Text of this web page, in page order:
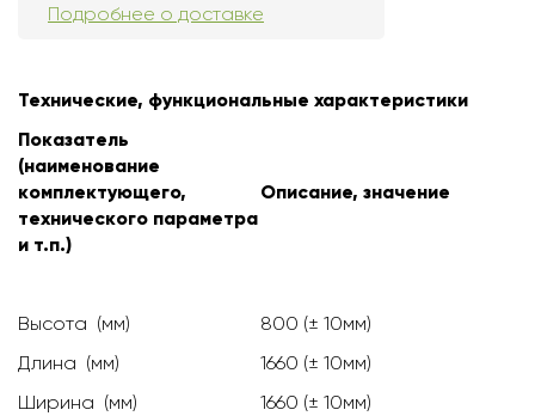
Подробнее о доставке
Технические, функциональные характеристики
Показатель
(наименование
комплектующего,
технического параметра
и т.п.)
Описание, значение
Высота (мм)
800 (± 10мм)
Длина (мм)
1660 (± 10мм)
Ширина (мм)
1660 (± 10мм)